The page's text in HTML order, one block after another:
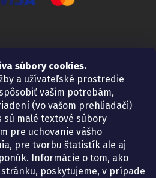
súbory cookies.
a užívateľské prostredie
vašim potrebám,
(vo vašom prehliadači)
sú malé textové súbory
pre uchovanie vášho
pre tvorbu štatistík ale aj
Informácie o tom, ako
poskytujeme, v prípade